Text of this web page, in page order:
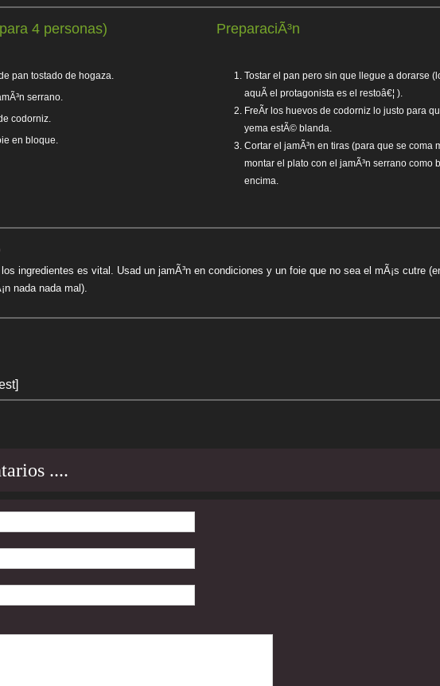
4 personas) PreparaciÃ³n
pan tostado de hogaza.
serrano.
codorniz.
en bloque.
Tostar el pan pero sin que llegue a dorarse
aquÃ­ el protagonista es el restoâ€¦ ).
FreÃ­r los huevos de codorniz lo justo para
yema estÃ© blanda.
Cortar el jamÃ³n en tiras (para que se
montar el plato con el jamÃ³n serrano
encima.
ingredientes es vital. Usad un jamÃ³n en condiciones y un foie que no sea el mÃ¡s cutre
nada nada mal).
....